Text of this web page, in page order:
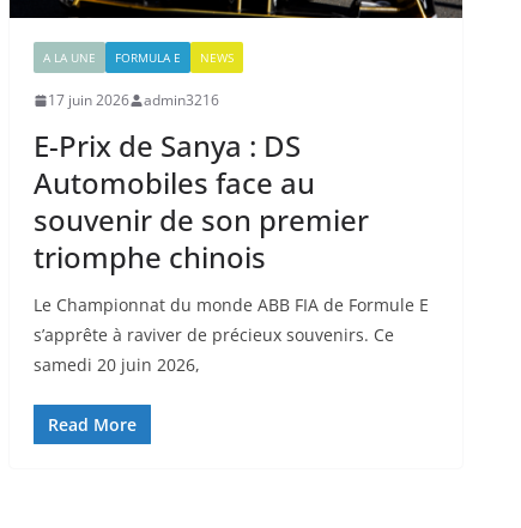
A LA UNE FORMULA E NEWS
17 juin 2026 admin3216
E-Prix de Sanya : DS
Automobiles face au
souvenir de son premier
triomphe chinois
Le Championnat du monde ABB FIA de Formule E
s’apprête à raviver de précieux souvenirs. Ce
samedi 20 juin 2026,
Read More